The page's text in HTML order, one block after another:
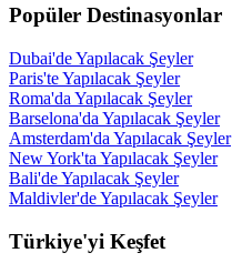
Popüler Destinasyonlar
Dubai'de Yapılacak Şeyler
Paris'te Yapılacak Şeyler
Roma'da Yapılacak Şeyler
Barselona'da Yapılacak Şeyler
Amsterdam'da Yapılacak Şeyler
New York'ta Yapılacak Şeyler
Bali'de Yapılacak Şeyler
Maldivler'de Yapılacak Şeyler
Türkiye'yi Keşfet